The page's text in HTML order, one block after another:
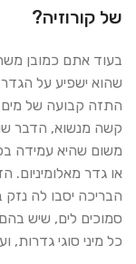
של קורוזיה?
בעוד אתם כמובן
שהוא ישפיע על
התזה קבועה של מים
קשה מנשוא, הדבר
משום שהיא עמידה
או גדר
הבריכה יסבו לה נזק
סמוכים לים, שיש
כל מיני סוגי